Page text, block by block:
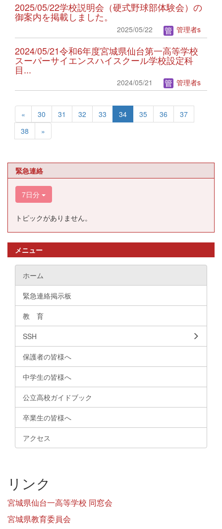
2025/05/22学校説明会（硬式野球部体験会）の
御案内を掲載しました。
2025/05/22 管理者s
2024/05/21令和6年度宮城県仙台第一高等学校
スーパーサイエンスハイスクール学校設定科
目...
2024/05/21 管理者s
« 30 31 32 33 34 35 36
37
38
»
緊急連絡
7日分
トピックがありません。
メニュー
ホーム
緊急連絡掲示板
教 育
SSH
保護者の皆様へ
中学生の皆様へ
公立高校ガイドブック
卒業生の皆様へ
アクセス
リンク
宮城県仙台一高等学校 同窓会
宮城県教育委員会